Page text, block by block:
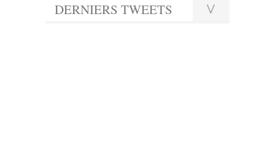
DERNIERS TWEETS